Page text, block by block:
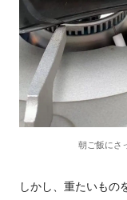
朝ご飯にさ
しかし、重たいもの